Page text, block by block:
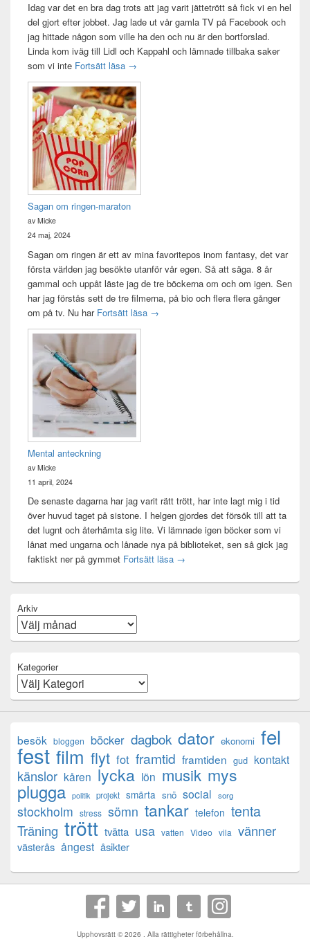
Idag var det en bra dag trots att jag varit jättetrött så fick vi en hel
del gjort efter jobbet. Jag lade ut vår gamla TV på Facebook och
jag hittade någon som ville ha den och nu är den bortforslad.
Linda kom iväg till Lidl och Kappahl och lämnade tillbaka saker
som vi inte Fortsätt läsa Idag var det en bra dag
→
Sagan om ringen-maraton
av Micke
24 maj, 2024
Sagan om ringen är ett av mina favoritepos inom fantasy, det var
första världen jag besökte utanför vår egen. Så att säga. 8 år
gammal och uppåt läste jag de tre böckerna om och om igen. Sen
har jag förstås sett de tre filmerna, på bio och flera flera gånger
om på tv. Nu har Fortsätt läsa Sagan om ringen-maraton
→
Mental anteckning
av Micke
11 april, 2024
De senaste dagarna har jag varit rätt trött, har inte lagt mig i tid
över huvud taget på sistone. I helgen gjordes det försök till att ta
det lugnt och återhämta sig lite. Vi lämnade igen böcker som vi
lånat med ungarna och lånade nya på biblioteket, sen så gick jag
faktiskt ner på gymmet Fortsätt läsa Mental anteckning
→
Arkiv
Kategorier
besök bloggen böcker dagbok dator ekonomi fel
fest film flyt fot framtid framtiden gud kontakt
känslor kåren lycka lön musik mys
plugga politik projekt smärta snö social sorg
stockholm stress sömn tankar telefon tenta
Träning trött tvätta usa vatten Video vila vänner
västerås ångest åsikter
Upphovsrätt © 2026 . Alla rättigheter förbehållna.